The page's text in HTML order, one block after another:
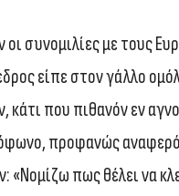
συνομιλίες με τους
είπε στον γάλλο
κάτι που πιθανόν εν
προφανώς
«Νομίζω πως θέλει να